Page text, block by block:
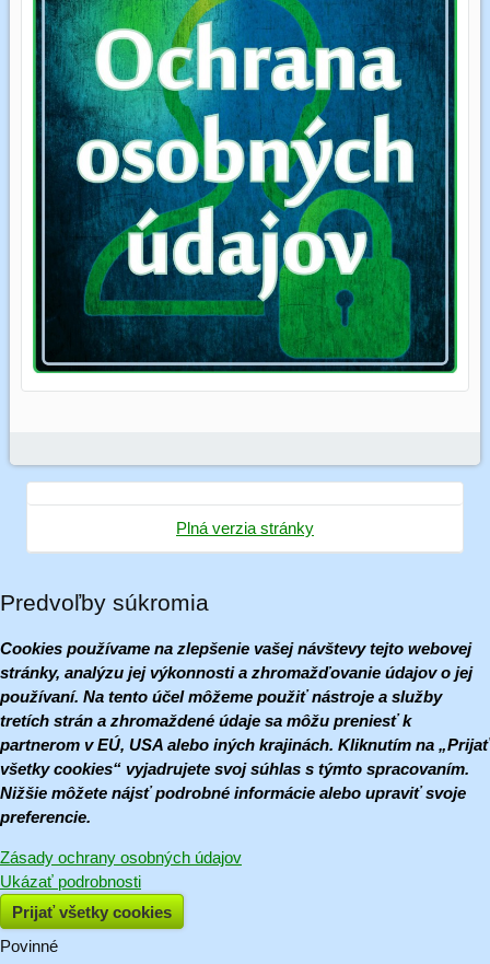
Plná verzia stránky
Predvoľby súkromia
Cookies používame na zlepšenie vašej návštevy tejto webovej
stránky, analýzu jej výkonnosti a zhromažďovanie údajov o jej
používaní. Na tento účel môžeme použiť nástroje a služby
tretích strán a zhromaždené údaje sa môžu preniesť k
partnerom v EÚ, USA alebo iných krajinách. Kliknutím na „Prijať
všetky cookies“ vyjadrujete svoj súhlas s týmto spracovaním.
Nižšie môžete nájsť podrobné informácie alebo upraviť svoje
preferencie.
Zásady ochrany osobných údajov
Ukázať podrobnosti
Prijať všetky cookies
Povinné